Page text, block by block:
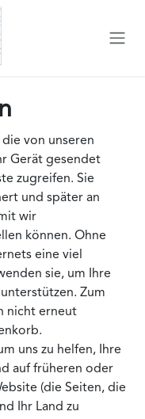
von unseren
Gerät gesendet
zugreifen. Sie
und später an
wir
können. Ohne
eine viel
sie, um Ihre
Zum
nicht erneut
uns zu helfen, Ihre
auf früheren oder
(die Seiten, die
Ihr Land zu